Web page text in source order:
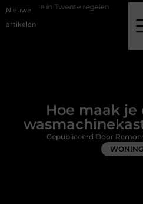
Nieuwe
artikelen
regelen Wat zero-click search
Hoe maak je
Gepubliceerd Door